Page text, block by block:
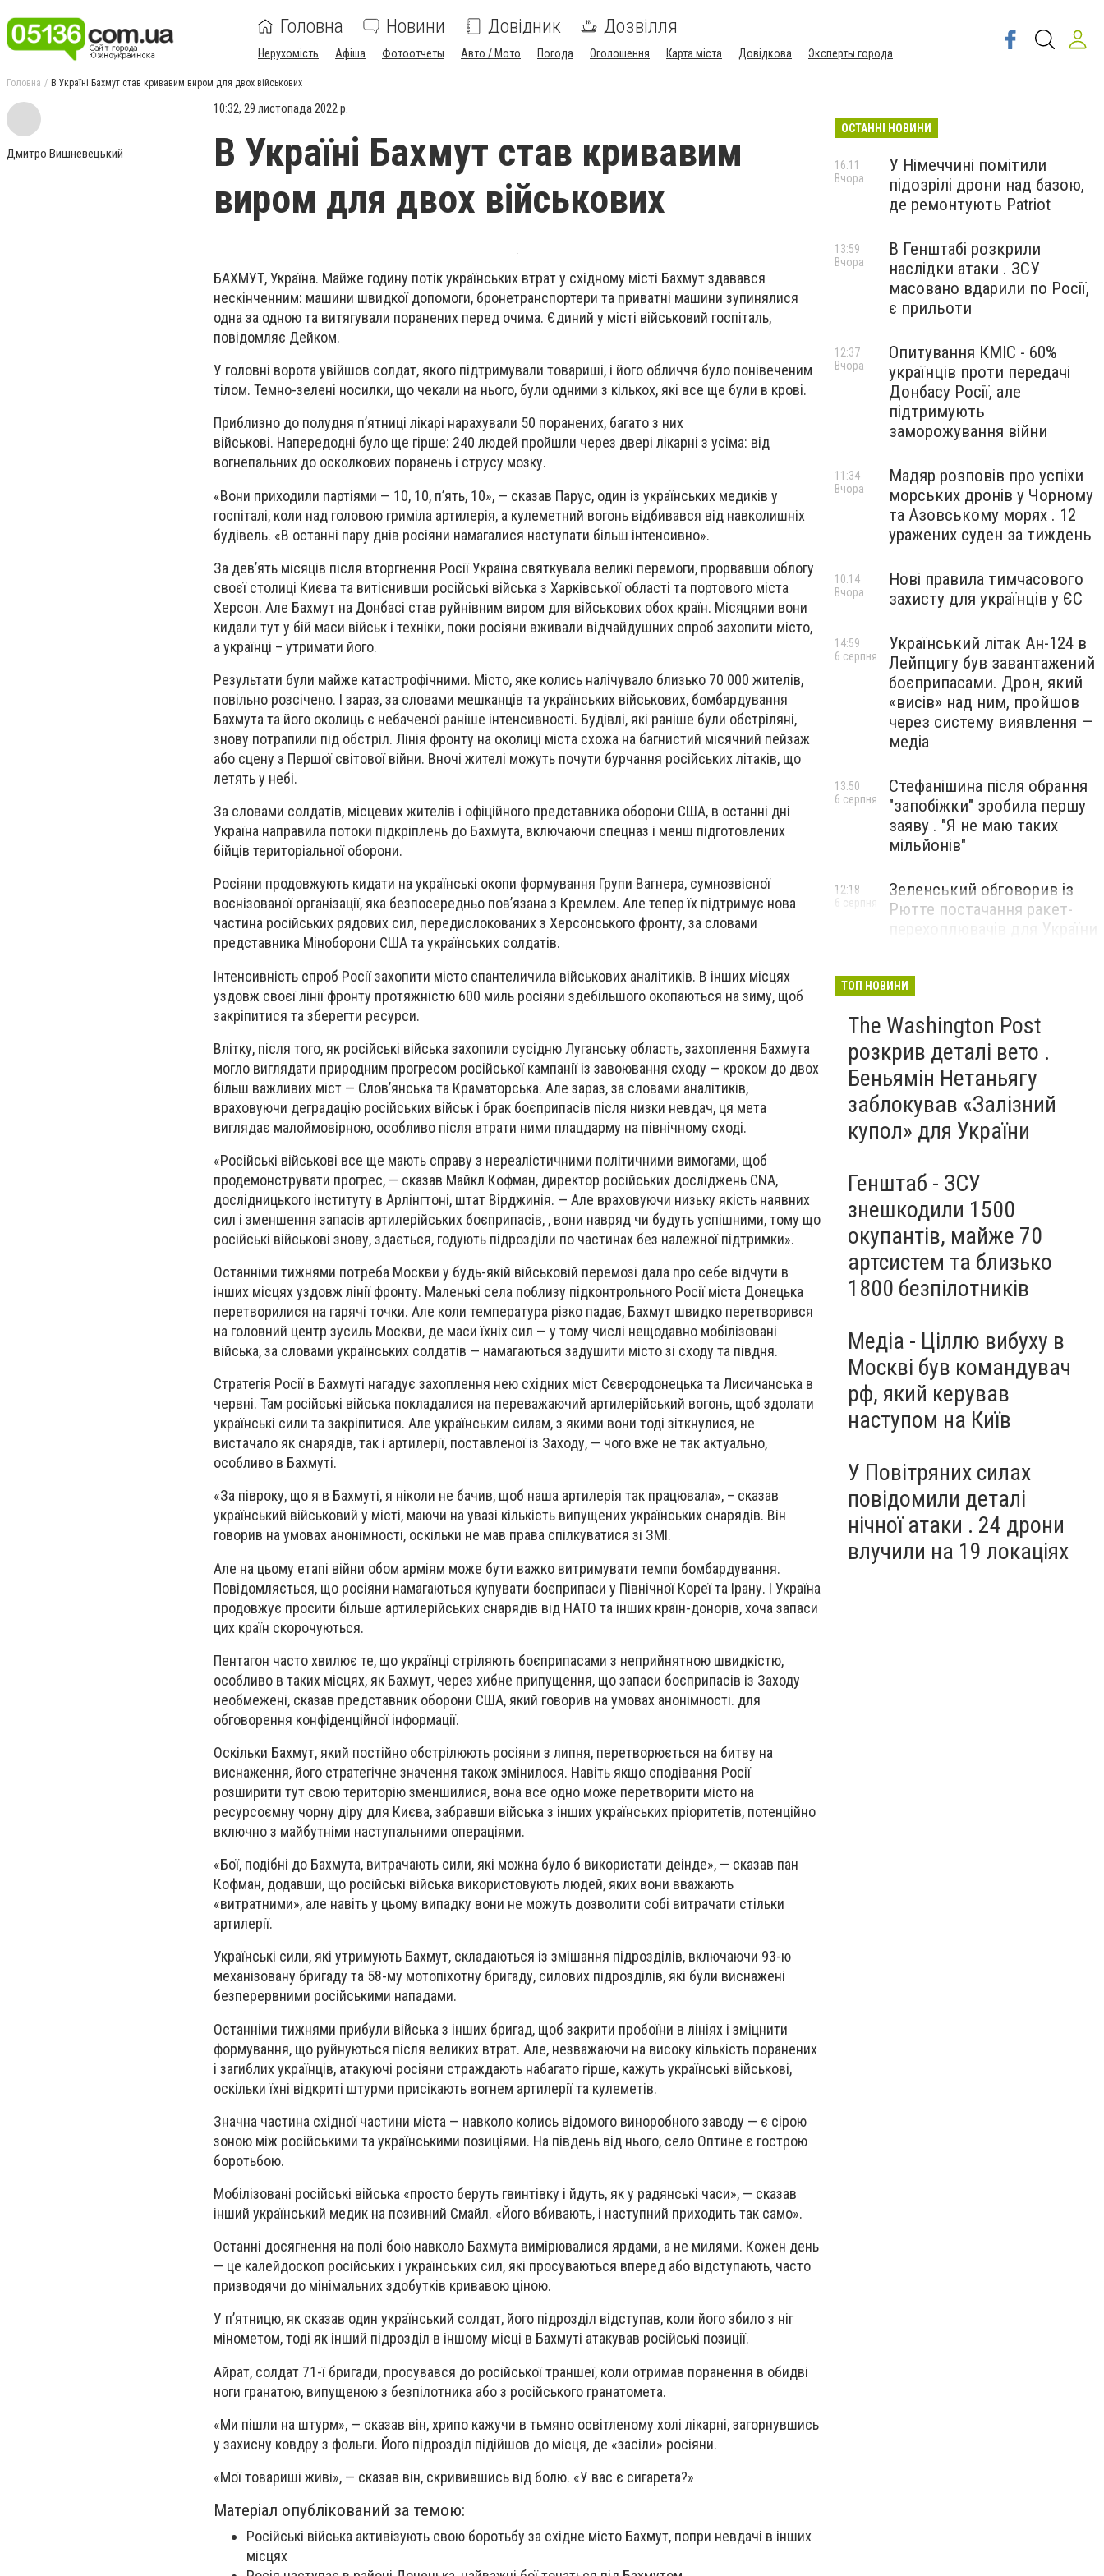
Головна Новини Довідник Дозвілля
Нерухомість Афіша Фотоотчеты Авто / Мото Погода Оголошення Карта міста Довідкова Эксперты города
Головна В Україні Бахмут став кривавим виром для двох військових
Дмитро Вишневецький
10:32, 29 листопада 2022 р.
В Україні Бахмут став кривавим
виром для двох військових
БАХМУТ, Україна. Майже годину потік українських втрат у східному місті Бахмут здавався
нескінченним: машини швидкої допомоги, бронетранспортери та приватні машини зупинялися
одна за одною та витягували поранених перед очима. Єдиний у місті військовий госпіталь,
повідомляє Дейком.
У головні ворота увійшов солдат, якого підтримували товариші, і його обличчя було понівеченим
тілом. Темно-зелені носилки, що чекали на нього, були одними з кількох, які все ще були в крові.
Приблизно до полудня п’ятниці лікарі нарахували 50 поранених, багато з них
військові. Напередодні було ще гірше: 240 людей пройшли через двері лікарні з усіма: від
вогнепальних до осколкових поранень і струсу мозку.
«Вони приходили партіями — 10, 10, п’ять, 10», — сказав Парус, один із українських медиків у
госпіталі, коли над головою гриміла артилерія, а кулеметний вогонь відбивався від навколишніх
будівель. «В останні пару днів росіяни намагалися наступати більш інтенсивно».
За дев’ять місяців після вторгнення Росії Україна святкувала великі перемоги, прорвавши облогу
своєї столиці Києва та витіснивши російські війська з Харківської області та портового міста
Херсон. Але Бахмут на Донбасі став руйнівним виром для військових обох країн. Місяцями вони
кидали тут у бій маси військ і техніки, поки росіяни вживали відчайдушних спроб захопити місто,
а українці – утримати його.
Результати були майже катастрофічними. Місто, яке колись налічувало близько 70 000 жителів,
повільно розсічено. І зараз, за ​​словами мешканців та українських військових, бомбардування
Бахмута та його околиць є небаченої раніше інтенсивності. Будівлі, які раніше були обстріляні,
знову потрапили під обстріл. Лінія фронту на околиці міста схожа на багнистий місячний пейзаж
або сцену з Першої світової війни. Вночі жителі можуть почути бурчання російських літаків, що
летять у небі.
За словами солдатів, місцевих жителів і офіційного представника оборони США, в останні дні
Україна направила потоки підкріплень до Бахмута, включаючи спецназ і менш підготовлених
бійців територіальної оборони.
Росіяни продовжують кидати на українські окопи формування Групи Вагнера, сумнозвісної
воєнізованої організації, яка безпосередньо пов’язана з Кремлем. Але тепер їх підтримує нова
частина російських рядових сил, передислокованих з Херсонського фронту, за словами
представника Міноборони США та українських солдатів.
Інтенсивність спроб Росії захопити місто спантеличила військових аналітиків. В інших місцях
уздовж своєї лінії фронту протяжністю 600 миль росіяни здебільшого окопаються на зиму, щоб
закріпитися та зберегти ресурси.
Влітку, після того, як російські війська захопили сусідню Луганську область, захоплення Бахмута
могло виглядати природним прогресом російської кампанії із завоювання сходу — кроком до двох
більш важливих міст — Слов’янська та Краматорська. Але зараз, за ​​словами аналітиків,
враховуючи деградацію російських військ і брак боєприпасів після низки невдач, ця мета
виглядає малоймовірною, особливо після втрати ними плацдарму на північному сході.
«Російські військові все ще мають справу з нереалістичними політичними вимогами, щоб
продемонструвати прогрес, — сказав Майкл Кофман, директор російських досліджень CNA,
дослідницького інституту в Арлінгтоні, штат Вірджинія. — Але враховуючи низьку якість наявних
сил і зменшення запасів артилерійських боєприпасів, , вони навряд чи будуть успішними, тому що
російські військові знову, здається, годують підрозділи по частинах без належної підтримки».
Останніми тижнями потреба Москви у будь-якій військовій перемозі дала про себе відчути в
інших місцях уздовж лінії фронту. Маленькі села поблизу підконтрольного Росії міста Донецька
перетворилися на гарячі точки. Але коли температура різко падає, Бахмут швидко перетворився
на головний центр зусиль Москви, де маси їхніх сил — у тому числі нещодавно мобілізовані
війська, за словами українських солдатів — намагаються задушити місто зі сходу та півдня.
Стратегія Росії в Бахмуті нагадує захоплення нею східних міст Сєвєродонецька та Лисичанська в
червні. Там російські війська покладалися на переважаючий артилерійський вогонь, щоб здолати
українські сили та закріпитися. Але українським силам, з якими вони тоді зіткнулися, не
вистачало як снарядів, так і артилерії, поставленої із Заходу, — чого вже не так актуально,
особливо в Бахмуті.
«За півроку, що я в Бахмуті, я ніколи не бачив, щоб наша артилерія так працювала», – сказав
український військовий у місті, маючи на увазі кількість випущених українських снарядів. Він
говорив на умовах анонімності, оскільки не мав права спілкуватися зі ЗМІ.
Але на цьому етапі війни обом арміям може бути важко витримувати темпи бомбардування.
Повідомляється, що росіяни намагаються купувати боєприпаси у Північної Кореї та Ірану. І Україна
продовжує просити більше артилерійських снарядів від НАТО та інших країн-донорів, хоча запаси
цих країн скорочуються.
Пентагон часто хвилює те, що українці стріляють боєприпасами з неприйнятною швидкістю,
особливо в таких місцях, як Бахмут, через хибне припущення, що запаси боєприпасів із Заходу
необмежені, сказав представник оборони США, який говорив на умовах анонімності. для
обговорення конфіденційної інформації.
Оскільки Бахмут, який постійно обстрілюють росіяни з липня, перетворюється на битву на
виснаження, його стратегічне значення також змінилося. Навіть якщо сподівання Росії
розширити тут свою територію зменшилися, вона все одно може перетворити місто на
ресурсоємну чорну діру для Києва, забравши війська з інших українських пріоритетів, потенційно
включно з майбутніми наступальними операціями.
«Бої, подібні до Бахмута, витрачають сили, які можна було б використати деінде», — сказав пан
Кофман, додавши, що російські війська використовують людей, яких вони вважають
«витратними», але навіть у цьому випадку вони не можуть дозволити собі витрачати стільки
артилерії.
Українські сили, які утримують Бахмут, складаються із змішання підрозділів, включаючи 93-ю
механізовану бригаду та 58-му мотопіхотну бригаду, силових підрозділів, які були виснажені
безперервними російськими нападами.
Останніми тижнями прибули війська з інших бригад, щоб закрити пробоїни в лініях і зміцнити
формування, що руйнуються після великих втрат. Але, незважаючи на високу кількість поранених
і загиблих українців, атакуючі росіяни страждають набагато гірше, кажуть українські військові,
оскільки їхні відкриті штурми присікають вогнем артилерії та кулеметів.
Значна частина східної частини міста — навколо колись відомого виноробного заводу — є сірою
зоною між російськими та українськими позиціями. На південь від нього, село Оптине є гострою
боротьбою.
Мобілізовані російські війська «просто беруть гвинтівку і йдуть, як у радянські часи», — сказав
інший український медик на позивний Смайл. «Його вбивають, і наступний приходить так само».
Останні досягнення на полі бою навколо Бахмута вимірювалися ярдами, а не милями. Кожен день
— це калейдоскоп російських і українських сил, які просуваються вперед або відступають, часто
призводячи до мінімальних здобутків кривавою ціною.
У п’ятницю, як сказав один український солдат, його підрозділ відступав, коли його збило з ніг
мінометом, тоді як інший підрозділ в іншому місці в Бахмуті атакував російські позиції.
Айрат, солдат 71-ї бригади, просувався до російської траншеї, коли отримав поранення в обидві
ноги гранатою, випущеною з безпілотника або з російського гранатомета.
«Ми пішли на штурм», — сказав він, хрипо кажучи в тьмяно освітленому холі лікарні, загорнувшись
у захисну ковдру з фольги. Його підрозділ підійшов до місця, де «засіли» росіяни.
«Мої товариші живі», — сказав він, скривившись від болю. «У вас є сигарета?»
Матеріал опублікований за темою:
Російські війська активізують свою боротьбу за східне місто Бахмут, попри невдачі в інших
місцях
ОСТАННІ НОВИНИ
У Німеччині помітили
підозрілі дрони над базою,
де ремонтують Patriot
16:11
Вчора
В Генштабі розкрили
наслідки атаки . ЗСУ
масовано вдарили по Росії,
є прильоти
13:59
Вчора
Опитування КМІС - 60%
українців проти передачі
Донбасу Росії, але
підтримують
заморожування війни
12:37
Вчора
Мадяр розповів про успіхи
морських дронів у Чорному
та Азовському морях . 12
уражених суден за тиждень
11:34
Вчора
Нові правила тимчасового
захисту для українців у ЄС
10:14
Вчора
Український літак Ан-124 в
Лейпцигу був завантажений
боєприпасами. Дрон, який
«висів» над ним, пройшов
через систему виявлення —
медіа
14:59
6 серпня
Стефанішина після обрання
"запобіжки" зробила першу
заяву . "Я не маю таких
мільйонів"
13:50
6 серпня
Зеленський обговорив із
Рютте постачання ракет-
перехоплювачів для України
12:18
6 серпня
ТОП НОВИНИ
The Washington Post
розкрив деталі вето .
Беньямін Нетаньягу
заблокував «Залізний
купол» для України
Генштаб - ЗСУ
знешкодили 1500
окупантів, майже 70
артсистем та близько
1800 безпілотників
Медіа - Ціллю вибуху в
Москві був командувач
рф, який керував
наступом на Київ
У Повітряних силах
повідомили деталі
нічної атаки . 24 дрони
влучили на 19 локаціях